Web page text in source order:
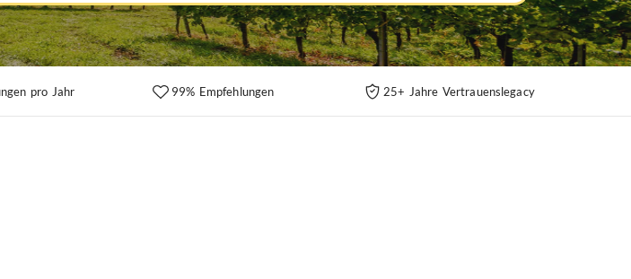
pro Jahr 99% Empfehlungen 25+ Jahre Vertrauenslegacy